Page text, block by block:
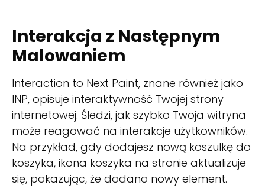
Interakcja z Następnym
Malowaniem
Interaction to Next Paint, znane również jako
INP, opisuje interaktywność Twojej strony
internetowej. Śledzi, jak szybko Twoja witryna
może reagować na interakcje użytkowników.
Na przykład, gdy dodajesz nową koszulkę do
koszyka, ikona koszyka na stronie aktualizuje
się, pokazując, że dodano nowy element.